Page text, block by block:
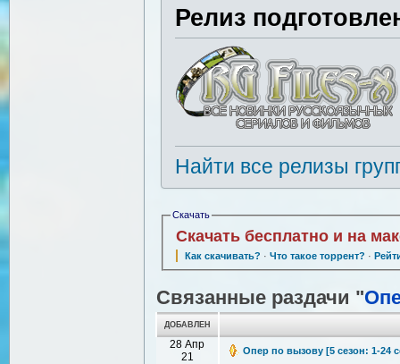
Релиз
Найти все релизы
Скачать
Скачать бесплатно и на
Как скачивать? · Что такое торрент? ·
Связанные раздачи "
ДОБАВЛЕН
28 Апр
21
Опер по вызову [5 сезон: 1-24